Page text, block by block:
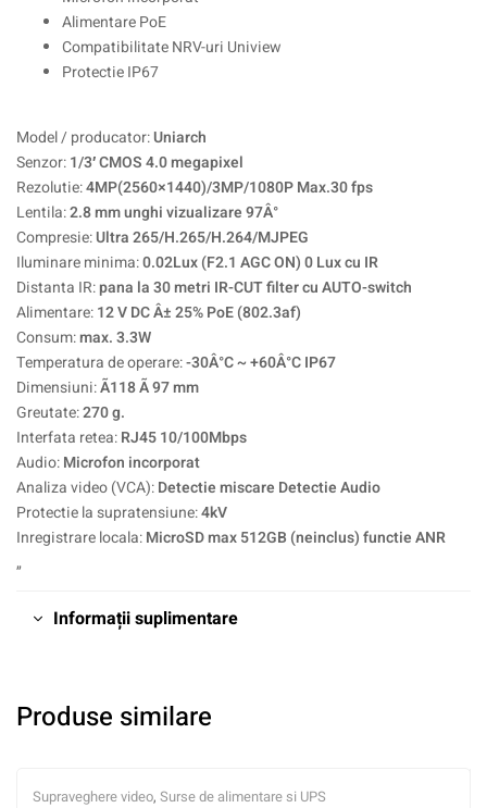
Alimentare PoE
Compatibilitate NRV-uri Uniview
Protectie IP67
Model / producator:Uniarch
Senzor:1/3′ CMOS 4.0 megapixel
Rezolutie:4MP(2560×1440)/3MP/1080P Max.30 fps
Lentila:2.8 mm unghi vizualizare 97Â°
Compresie:Ultra 265/H.265/H.264/MJPEG
Iluminare minima:0.02Lux (F2.1 AGC ON) 0 Lux cu IR
Distanta IR:pana la 30 metri IR-CUT filter cu AUTO-switch
Alimentare:12 V DC Â± 25% PoE (802.3af)
Consum:max. 3.3W
Temperatura de operare:-30Â°C ~ +60Â°C IP67
Dimensiuni:Ã118 Ã 97 mm
Greutate:270 g.
Interfata retea:RJ45 10/100Mbps
Audio:Microfon incorporat
Analiza video (VCA):Detectie miscare Detectie Audio
Protectie la supratensiune:4kV
Inregistrare locala:MicroSD max 512GB (neinclus) functie ANR
„
Informații suplimentare
Produse similare
Supraveghere video, Surse de alimentare si UPS